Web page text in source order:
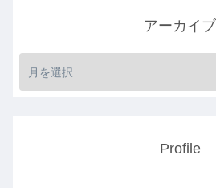
アーカイブ
Profile